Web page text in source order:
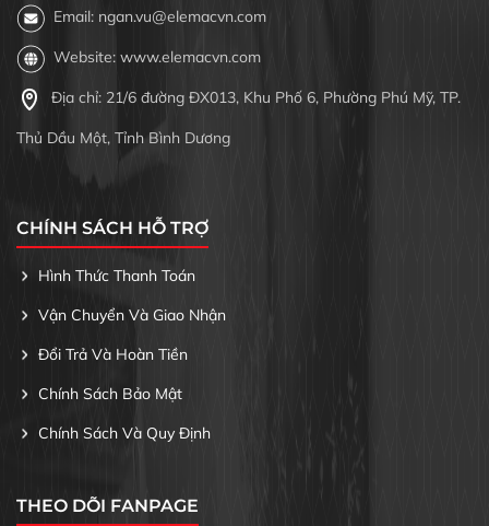
Email: ngan.vu@elemacvn.com
Website: www.elemacvn.com
Địa chỉ: 21/6 đường ĐX013, Khu Phố 6, Phường Phú Mỹ, TP.
Thủ Dầu Một, Tỉnh Bình Dương
CHÍNH SÁCH HỖ TRỢ
Hình Thức Thanh Toán
Vận Chuyển Và Giao Nhận
Đổi Trả Và Hoàn Tiền
Chính Sách Bảo Mật
Chính Sách Và Quy Định
THEO DÕI FANPAGE